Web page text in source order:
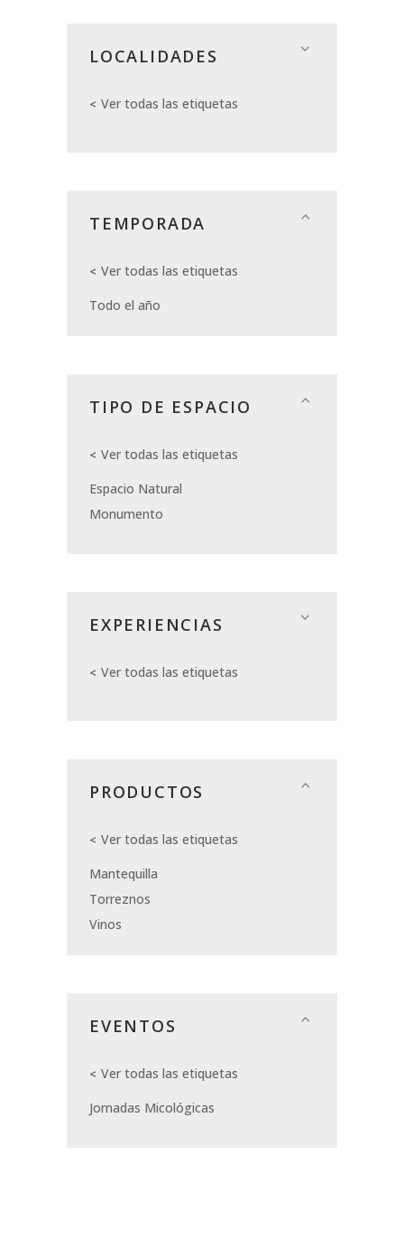
LOCALIDADES
Ver todas las etiquetas
TEMPORADA
Ver todas las etiquetas
Todo el año
TIPO DE ESPACIO
Ver todas las etiquetas
Espacio Natural
Monumento
EXPERIENCIAS
Ver todas las etiquetas
PRODUCTOS
Ver todas las etiquetas
Mantequilla
Torreznos
Vinos
EVENTOS
Ver todas las etiquetas
Jornadas Micológicas